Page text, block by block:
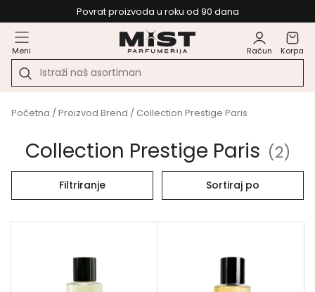
Povrat proizvoda u roku od 90 dana
Meni Račun Korpa
Početna / Proizvod Brend / Collection Prestige Paris
Collection Prestige Paris (2)
Filtriranje Sortiraj po